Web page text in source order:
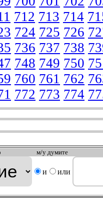
712 713 714
724 725 726
736 737 738
748 749 750
760 761 762
772 773 774
м/у думите
и или